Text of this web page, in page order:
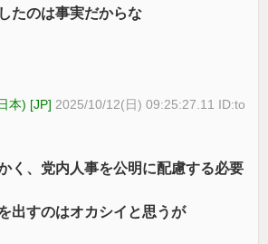
たのは事実だからな
本) [JP] 2025/10/12(日) 09:25:27.11 ID:to
く、党内人事を公明に配慮する必要
出すのはオカシイと思うが